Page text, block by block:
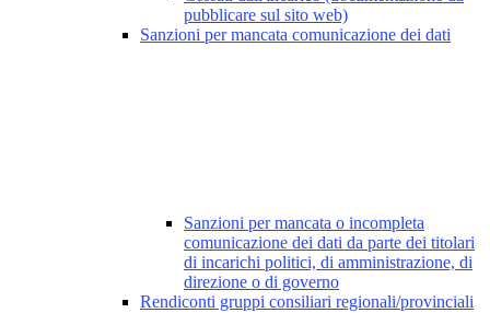
pubblicare sul sito web)
Sanzioni per mancata comunicazione dei dati
Sanzioni per mancata o incompleta
comunicazione dei dati da parte dei titolari
di incarichi politici, di amministrazione, di
direzione o di governo
Rendiconti gruppi consiliari regionali/provinciali